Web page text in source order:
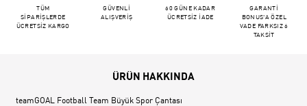
TÜM
SİPARİŞLERDE
ÜCRETSİZ KARGO
GÜVENLİ
ALIŞVERİŞ
60 GÜNE KADAR
ÜCRETSİZ İADE
GARANTİ
BONUS'A ÖZEL
VADE FARKSIZ 6
TAKSİT
ÜRÜN HAKKINDA
teamGOAL Football Team Büyük Spor Çantası